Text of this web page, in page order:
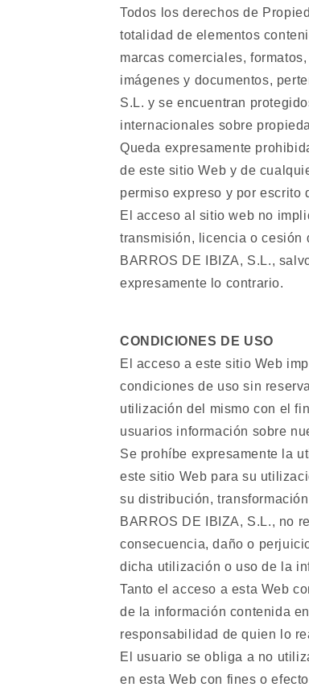
Todos los derechos de
totalidad de elementos
marcas comerciales,
imágenes y documentos,
S.L. y se encuentran
internacionales sobre
Queda expresamente
de este sitio Web y de
permiso expreso y por escrito
El acceso al sitio web no
transmisión, licencia o cesión
BARROS DE IBIZA, S.L.,
expresamente lo contrario.
CONDICIONES DE USO
El acceso a este sitio Web
condiciones de uso sin
utilización del mismo con el
usuarios información sobre
Se prohíbe expresamente la
este sitio Web para su
su distribución,
BARROS DE IBIZA, S.L., no
consecuencia, daño o
dicha utilización o uso de la
Tanto el acceso a esta Web
de la información contenida
responsabilidad de quien lo
El usuario se obliga a no
en esta Web con fines o